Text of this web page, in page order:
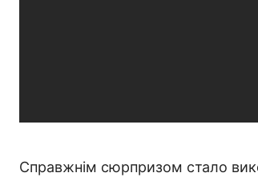
Справжнім сюрпризом стало